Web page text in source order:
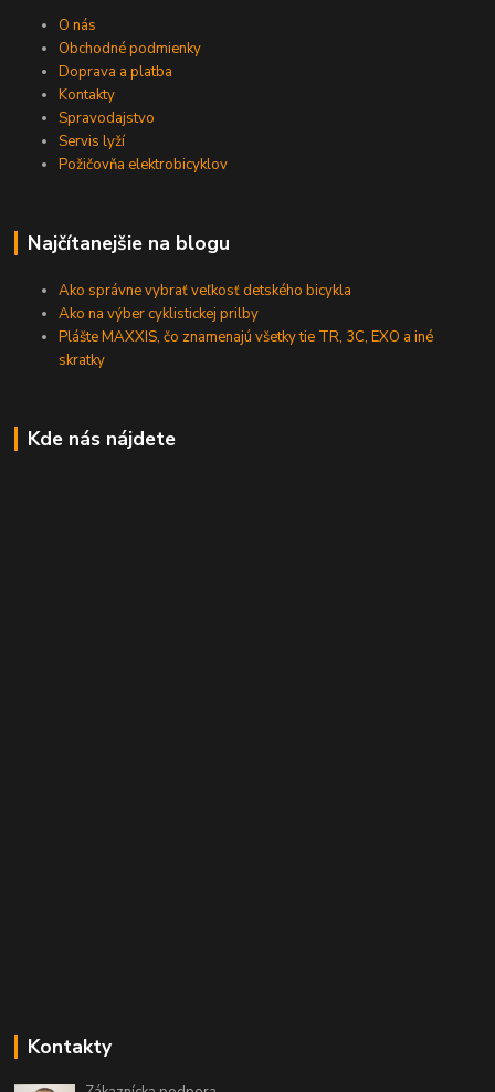
O nás
Obchodné podmienky
Doprava a platba
Kontakty
Spravodajstvo
Servis lyží
Požičovňa elektrobicyklov
Najčítanejšie na blogu
Ako správne vybrať veľkosť detského bicykla
Ako na výber cyklistickej prilby
Plášte MAXXIS, čo znamenajú všetky tie TR, 3C, EXO a iné
skratky
Kde nás nájdete
Kontakty